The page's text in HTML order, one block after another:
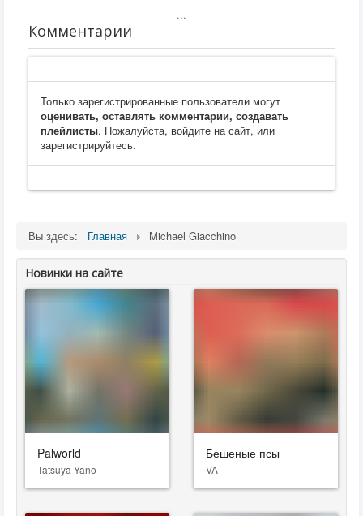
...
Комментарии
Только зарегистрированные пользователи могут
оценивать, оставлять комментарии, создавать
плейлисты. Пожалуйста, войдите на сайт, или
зарегистрируйтесь.
Вы здесь: Главная Michael Giacchino
Новинки на сайте
Palworld
Tatsuya Yano
Бешеные псы
VA